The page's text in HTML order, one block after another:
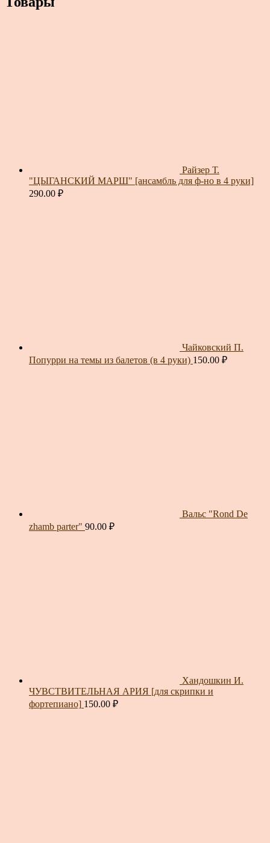
Райзер Т.
"ЦЫГАНСКИЙ МАРШ" [ансамбль для ф-но в 4 руки]
290.00 ₽
Чайковский П.
Попурри на темы из балетов (в 4 руки) 150.00 ₽
Вальс "Rond De
zhamb parter" 90.00 ₽
Хандошкин И.
ЧУВСТВИТЕЛЬНАЯ АРИЯ [для скрипки и
фортепиано] 150.00 ₽